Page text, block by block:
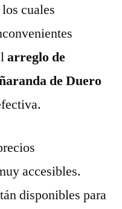
cuales
arreglo de
de Duero
accesibles.
disponibles para